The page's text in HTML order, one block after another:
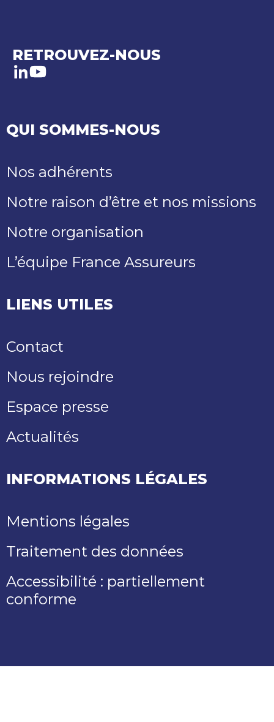
RETROUVEZ-NOUS
LinkedIn
Youtube
QUI SOMMES-NOUS
Nos adhérents
Notre raison d’être et nos missions
Notre organisation
L’équipe France Assureurs
LIENS UTILES
Contact
Nous rejoindre
Espace presse
Actualités
INFORMATIONS LÉGALES
Mentions légales
Traitement des données
Accessibilité : partiellement
conforme